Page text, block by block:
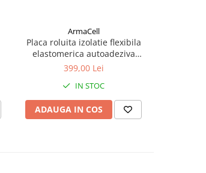
ArmaCell
Placa roluita izolatie flexibila
elastomerica autoadeziva
Armaflex ACE gr.32 mm | 3 m2
399,00 Lei
IN STOC
ADAUGA IN COS